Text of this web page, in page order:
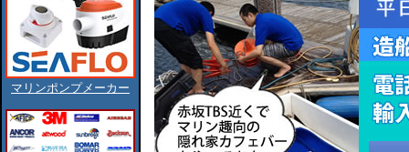
マリンポンプメーカー